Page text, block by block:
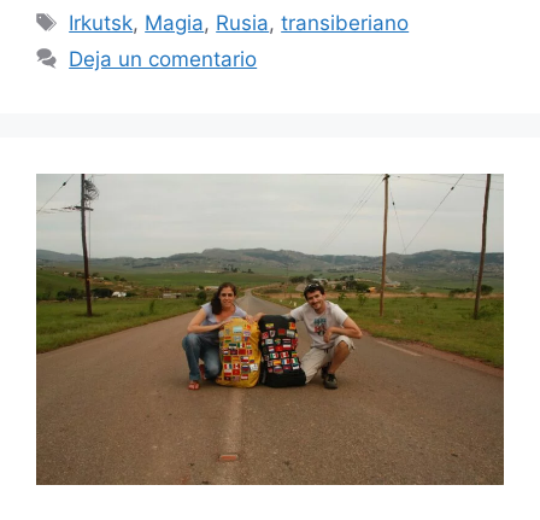
Etiquetas
Irkutsk, Magia, Rusia,transiberiano
Deja un comentario